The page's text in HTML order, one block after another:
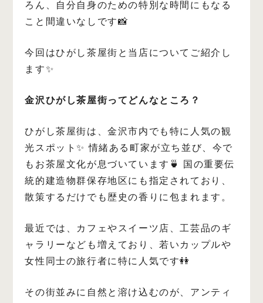
ろん、自分自身のための特別な時間にもなる
こと間違いなしです📸
今回はひがし茶屋街と当店についてご紹介し
ます✨
金沢ひがし茶屋街ってどんなところ？
ひがし茶屋街は、金沢市内でも特に人気の観
光スポット✨ 情緒ある町家が立ち並び、今で
もお茶屋文化が息づいています🍵
国の重要伝
統的建造物群保存地区にも指定されており、
散策するだけでも歴史の香りに包まれます。
最近では、カフェやスイーツ店、工芸品のギ
ャラリーなども増えており、若いカップルや
女性同士の旅行者に特に人気です👭
その街並みに自然と溶け込むのが、アンティ